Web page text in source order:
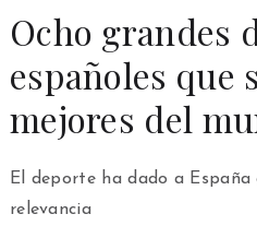
Ocho grandes
españoles que
mejores del
El deporte ha dado a
relevancia